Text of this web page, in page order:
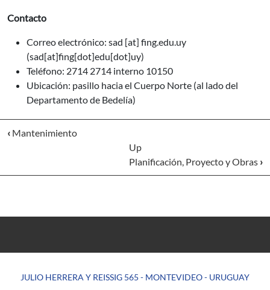
Contacto
Correo electrónico: sad [at] fing.edu.uy
(sad[at]fing[dot]edu[dot]uy)
Teléfono: 2714 2714 interno 10150
Ubicación: pasillo hacia el Cuerpo Norte (al lado del
Departamento de Bedelía)
‹ Mantenimiento
Up
Planificación, Proyecto y Obras ›
JULIO HERRERA Y REISSIG 565 - MONTEVIDEO - URUGUAY